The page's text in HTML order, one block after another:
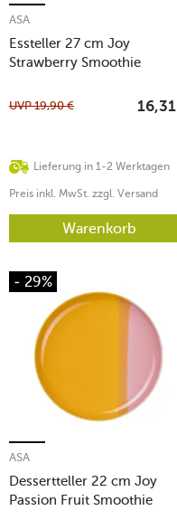
Essteller 27 cm Joy
Strawberry Smoothie
ASA
Lieferung in 1-2 Werktagen
UVP19,90 € 16,31
Preis inkl. MwSt. zzgl. Versand
Warenkorb
- 29%
Dessertteller 22 cm Joy
Passion Fruit Smoothie
ASA